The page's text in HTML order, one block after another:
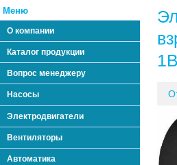
Меню
О компании
Каталог продукции
Вопрос менеджеру
Насосы
Электродвигатели
Вентиляторы
Автоматика